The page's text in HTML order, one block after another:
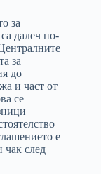
за
далеч по-
за
до
и част от
се
е
чак след